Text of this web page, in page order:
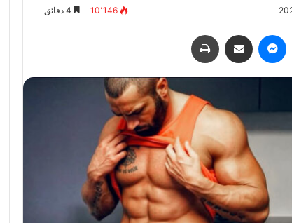
10٬146
لينكدإن ماسنجر مشاركة عبر البريد